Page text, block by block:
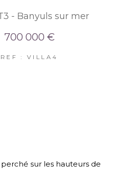
- Banyuls sur mer
700 000 €
REF : VILLA4
sur les hauteurs de